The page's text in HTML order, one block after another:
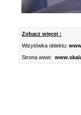
Zobacz więcej :
Wizytówka obiektu:
Strona www: